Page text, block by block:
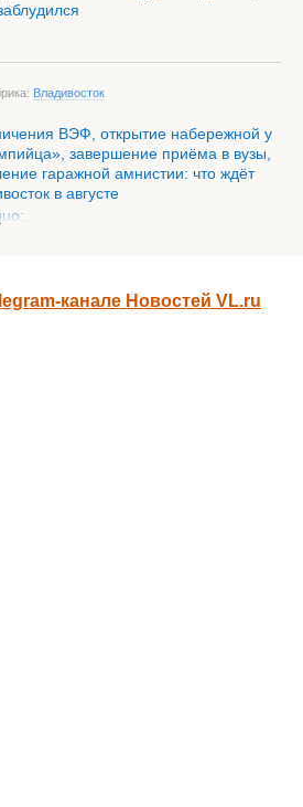
Владивосток
ВЭФ, открытие набережной у
завершение приёма в вузы,
гаражной амнистии: что ждёт
в августе
канале Новостей VL.ru